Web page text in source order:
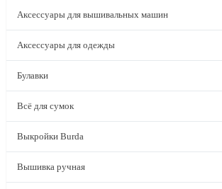
Аксессуары для вышивальных машин
Аксессуары для одежды
Булавки
Всё для сумок
Выкройки Burda
Вышивка ручная